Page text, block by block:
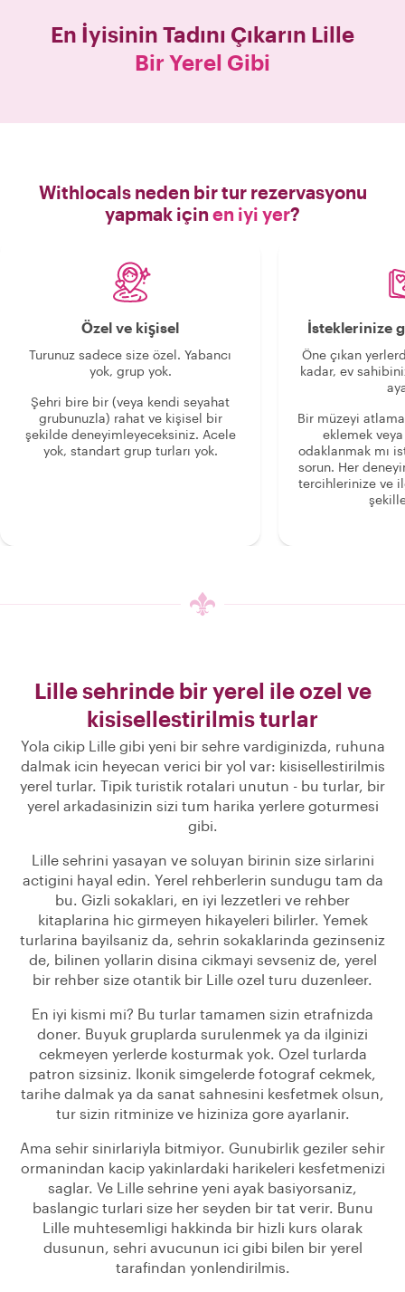
En İyisinin Tadını Çıkarın Lille
Bir Yerel Gibi
Withlocals neden bir tur rezervasyonu
yapmak için en iyi yer?
Özel ve kişisel
Turunuz sadece size özel. Yabancı
yok, grup yok.
Şehri bire bir (veya kendi seyahat
grubunuzla) rahat ve kişisel bir
şekilde deneyimleyeceksiniz. Acele
yok, standart grup turları yok.
İsteklerinize
Öne çıkan
kadar, ev
Bir müzeyi
eklemek
odaklanmak mı
sorun. Her
tercihlerinize ve
Lille sehrinde bir yerel ile ozel ve
kisisellestirilmis turlar
Yola cikip Lille gibi yeni bir sehre vardiginizda, ruhuna
dalmak icin heyecan verici bir yol var: kisisellestirilmis
yerel turlar. Tipik turistik rotalari unutun - bu turlar, bir
yerel arkadasinizin sizi tum harika yerlere goturmesi
gibi.
Lille sehrini yasayan ve soluyan birinin size sirlarini
actigini hayal edin. Yerel rehberlerin sundugu tam da
bu. Gizli sokaklari, en iyi lezzetleri ve rehber
kitaplarina hic girmeyen hikayeleri bilirler. Yemek
turlarina bayilsaniz da, sehrin sokaklarinda gezinseniz
de, bilinen yollarin disina cikmayi sevseniz de, yerel
bir rehber size otantik bir Lille ozel turu duzenleer.
En iyi kismi mi? Bu turlar tamamen sizin etrafnizda
doner. Buyuk gruplarda surulenmek ya da ilginizi
cekmeyen yerlerde kosturmak yok. Ozel turlarda
patron sizsiniz. Ikonik simgelerde fotograf cekmek,
tarihe dalmak ya da sanat sahnesini kesfetmek olsun,
tur sizin ritminize ve hiziniza gore ayarlanir.
Ama sehir sinirlariyla bitmiyor. Gunubirlik geziler sehir
ormanindan kacip yakinlardaki harikeleri kesfetmenizi
saglar. Ve Lille sehrine yeni ayak basiyorsaniz,
baslangic turlari size her seyden bir tat verir. Bunu
Lille muhtesemligi hakkinda bir hizli kurs olarak
dusunun, sehri avucunun ici gibi bilen bir yerel
tarafindan yonlendirilmis.